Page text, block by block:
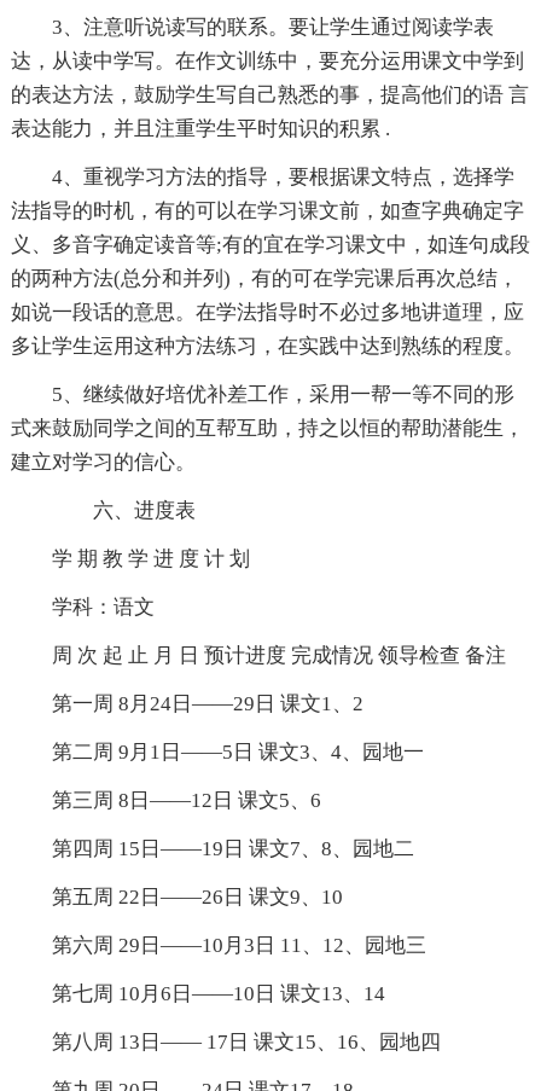
3、注意听说读写的联系。要让学生通过阅读学表
达，从读中学写。在作文训练中，要充分运用课文中学到
的表达方法，鼓励学生写自己熟悉的事，提高他们的语 言
表达能力，并且注重学生平时知识的积累 .
4、重视学习方法的指导，要根据课文特点，选择学
法指导的时机，有的可以在学习课文前，如查字典确定字
义、多音字确定读音等;有的宜在学习课文中，如连句成段
的两种方法(总分和并列)，有的可在学完课后再次总结，
如说一段话的意思。在学法指导时不必过多地讲道理，应
多让学生运用这种方法练习，在实践中达到熟练的程度。
5、继续做好培优补差工作，采用一帮一等不同的形
式来鼓励同学之间的互帮互助，持之以恒的帮助潜能生，
建立对学习的信心。
六、进度表
学 期 教 学 进 度 计 划
学科：语文
周 次 起 止 月 日 预计进度 完成情况 领导检查 备注
第一周 8月24日——29日 课文1、2
第二周 9月1日——5日 课文3、4、园地一
第三周 8日——12日 课文5、6
第四周 15日——19日 课文7、8、园地二
第五周 22日——26日 课文9、10
第六周 29日——10月3日 11、12、园地三
第七周 10月6日——10日 课文13、14
第八周 13日—— 17日 课文15、16、园地四